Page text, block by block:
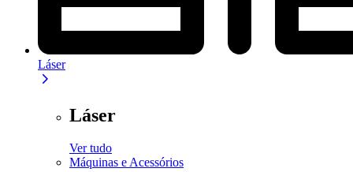
Láser
Láser
Ver tudo
Máquinas e Acessórios